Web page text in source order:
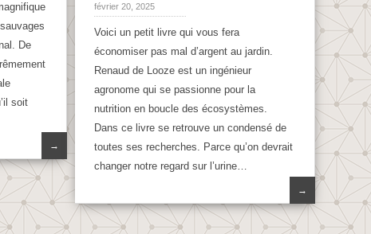
De
soit
→
février 20, 2025
Voici un petit livre qui vous fera
économiser pas mal d’argent au jardin.
Renaud de Looze est un ingénieur
agronome qui se passionne pour la
nutrition en boucle des écosystèmes.
Dans ce livre se retrouve un condensé de
toutes ses recherches. Parce qu’on devrait
changer notre regard sur l’urine…
→